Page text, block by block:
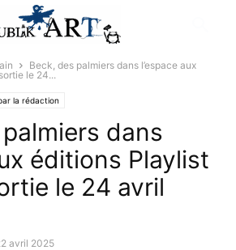
Beck, des palmiers dans l’espace aux
le 24...
la rédaction
dans
éditions Playlist
le 24 avril
avril 2025